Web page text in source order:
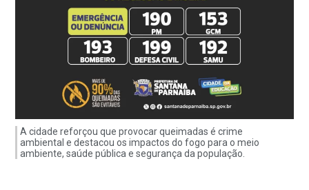
A cidade reforçou que provocar queimadas é crime
ambiental e destacou os impactos do fogo para o meio
ambiente, saúde pública e segurança da população.